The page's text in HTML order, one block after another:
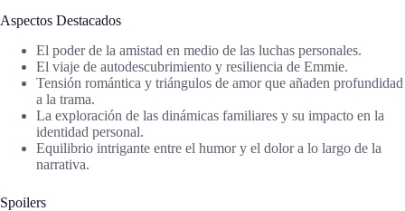
Aspectos Destacados
El poder de la amistad en medio de las luchas personales.
El viaje de autodescubrimiento y resiliencia de Emmie.
Tensión romántica y triángulos de amor que añaden profundidad
a la trama.
La exploración de las dinámicas familiares y su impacto en la
identidad personal.
Equilibrio intrigante entre el humor y el dolor a lo largo de la
narrativa.
Spoilers